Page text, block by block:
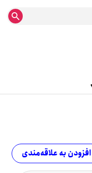
افزودن به علاقه‌مندی